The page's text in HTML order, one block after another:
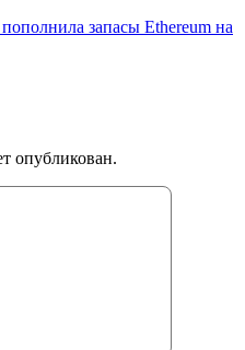
запасы Ethereum на
опубликован.